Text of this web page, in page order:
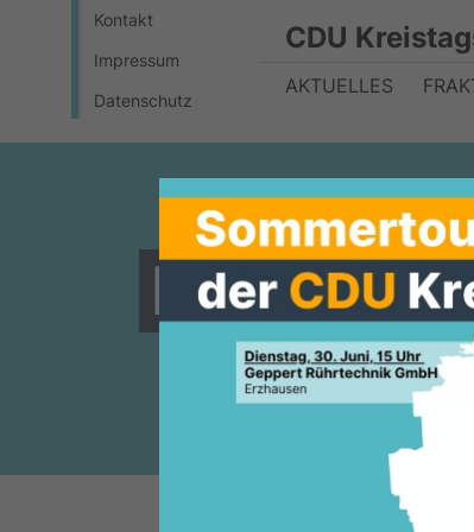
Kontakt
Impressum
Datenschutz
CDU
AKTUELLES
Die